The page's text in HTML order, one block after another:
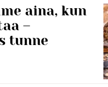
aina, kun
–
tunne